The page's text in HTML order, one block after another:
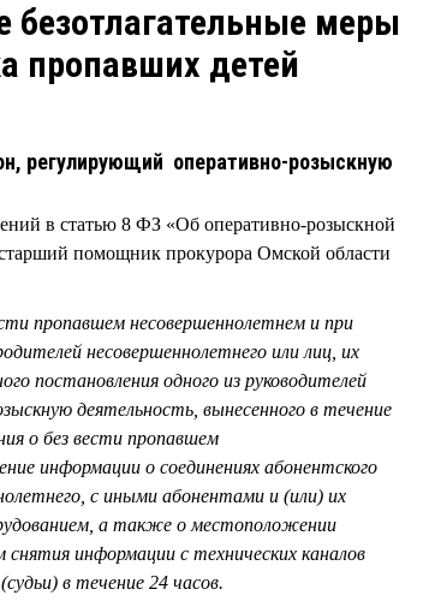
меры
пропавших детей
регулирующий оперативно-розыскную
в статью 8 ФЗ «Об оперативно-розыскной
помощник прокурора Омской области
пропавшем несовершеннолетнем и при
несовершеннолетнего или лиц, их
постановления одного из руководителей
деятельность, вынесенного в течение
о без вести пропавшем
информации о соединениях абонентского
с иными абонентами и (или) их
а также о местоположении
информации с технических каналов
в течение 24 часов.